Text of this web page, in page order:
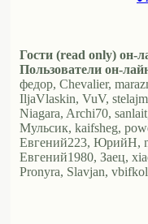
Гости (read only) он-
Пользователи он-
федор, Chevalier,
IljaVlaskin, VuV,
Niagara, Archi70,
Мульсик, kaifsheg,
Евгений223, ЮрийН,
Евгений1980, Заец,
Pronyra, Slavjan,